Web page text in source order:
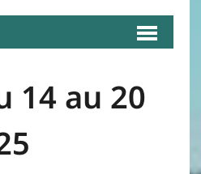
14 au 20